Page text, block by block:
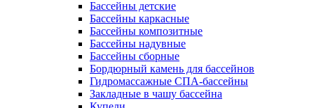
Бассейны детские
Бассейны каркасные
Бассейны композитные
Бассейны надувные
Бассейны сборные
Бордюрный камень для бассейнов
Гидромассажные СПА-бассейны
Закладные в чашу бассейна